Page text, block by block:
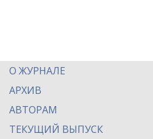
О ЖУРНАЛЕ
АРХИВ
АВТОРАМ
ТЕКУЩИЙ ВЫПУСК